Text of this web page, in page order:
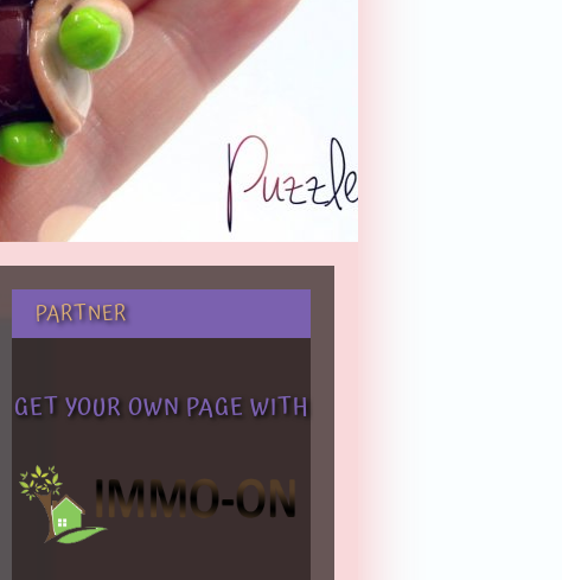
PARTNER
GET YOUR OWN PAGE WITH